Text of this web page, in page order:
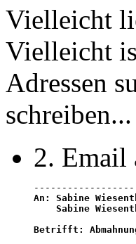
Vielleicht
Vielleicht
Adressen
schreiben...
2. Email
An: Sabine
Sabine
Betrifft: